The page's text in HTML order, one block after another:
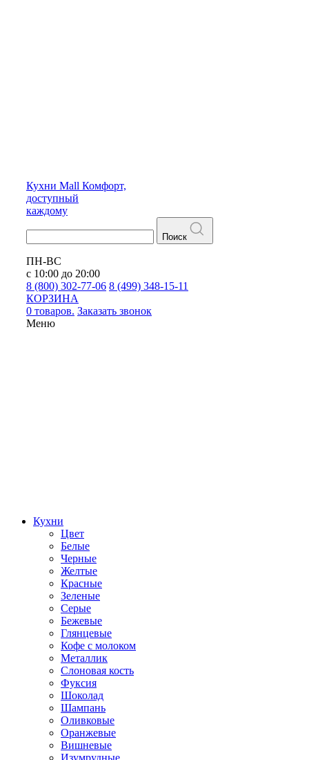
Кухни Mall Комфорт,
доступный
каждому
Поиск
ПН-ВС
с 10:00 до 20:00
8 (800) 302-77-06 8 (499) 348-15-11
КОРЗИНА
0 товаров. Заказать звонок
Меню
Кухни
Цвет
Белые
Черные
Желтые
Красные
Зеленые
Серые
Бежевые
Глянцевые
Кофе с молоком
Металлик
Слоновая кость
Фуксия
Шоколад
Шампань
Оливковые
Оранжевые
Вишневые
Изумрудные